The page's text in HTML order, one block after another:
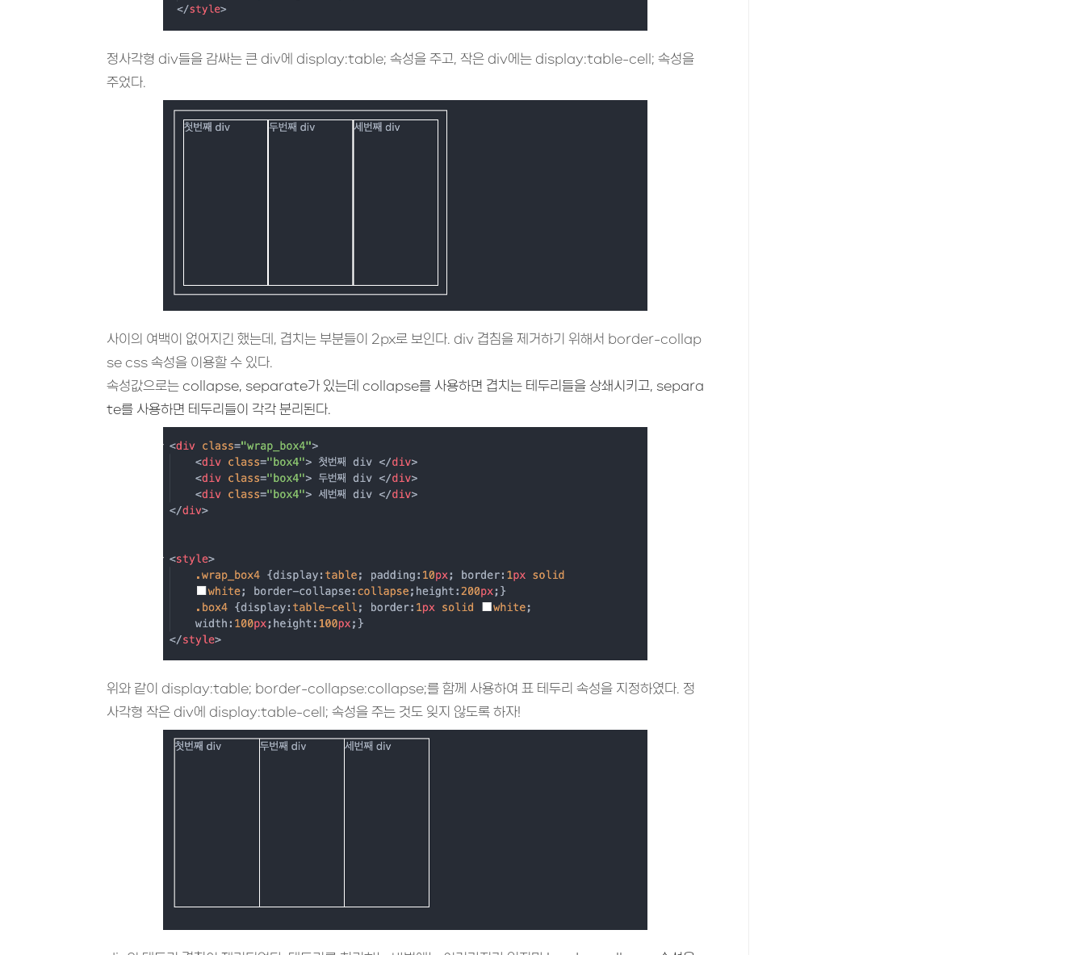
정사각형 div들을 감싸는 큰 div에 display:table; 속성을 주고, 작은 div에는 display:table-cell; 속성을
주었다.
사이의 여백이 없어지긴 했는데, 겹치는 부분들이 2px로 보인다. div 겹침을 제거하기 위해서 border-collap
se css 속성을 이용할 수 있다.
속성값으로는collapse, separate가 있는데 collapse를 사용하면 겹치는 테두리들을 상쇄시키고, separa
te를 사용하면 테두리들이 각각 분리된다.
위와 같이 display:table; border-collapse:collapse;를 함께 사용하여 표 테두리 속성을 지정하였다. 정
사각형 작은 div에 display:table-cell; 속성을 주는 것도 잊지 않도록 하자!